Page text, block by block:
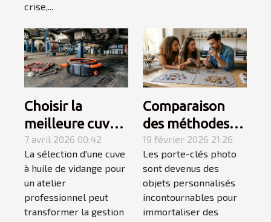
crise,...
Choisir la
meilleure cuve à
huile de vidange
pour ateliers
professionnels
7 avril 2026 00:42
La sélection d'une cuve
à huile de vidange pour
un atelier
professionnel peut
transformer la gestion
Comparaison
des méthodes
d'impression
pour les porte-
clés photo
19 février 2026 21:26
Les porte-clés photo
sont devenus des
objets personnalisés
incontournables pour
immortaliser des